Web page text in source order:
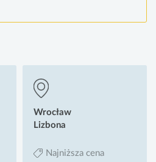
Wrocław
Lizbona
Najniższa cena